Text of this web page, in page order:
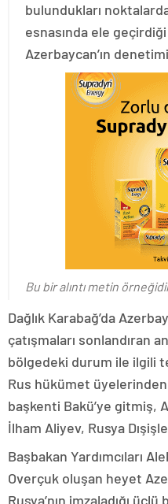
bulundukları
esnasında ele
Azerbaycan’ın
Bu bir alıntı metin
Dağlık Karabağ’da
çatışmaları sonlandıran
bölgedeki durum ile ilgili
Rus hükümet üyelerinden
başkenti Bakü’ye gitmiş,
İlham Aliyev, Rusya
Başbakan Yardımcıları
Overçuk oluşan heyet
Rusya’nın imzaladığı